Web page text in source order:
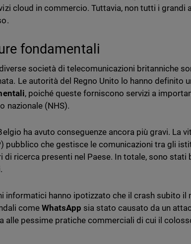
cloud in commercio. Tuttavia, non tutti i grandi
fondamentali
società di telecomunicazioni britanniche
Le autorità del Regno Unito lo hanno definito
, poiché queste forniscono servizi a
nazionale (NHS).
ha avuto conseguenze ancora più gravi. La
pubblico che gestisce le comunicazioni tra gli
di ricerca presenti nel Paese. In totale, sono
informatici hanno ipotizzato che il crash subito il
comeWhatsApp sia stato causato da un
alle pessime pratiche commerciali di cui il